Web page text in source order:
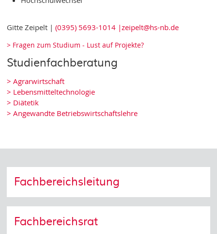
Gitte Zeipelt |(0395) 5693-1014 |zeipelt@hs-nb.de
> Fragen zum Studium - Lust auf Projekte?
Studienfachberatung
> Agrarwirtschaft
> Lebensmitteltechnologie
> Diätetik
> Angewandte Betriebswirtschaftslehre
Fachbereichsleitung
Fachbereichsrat